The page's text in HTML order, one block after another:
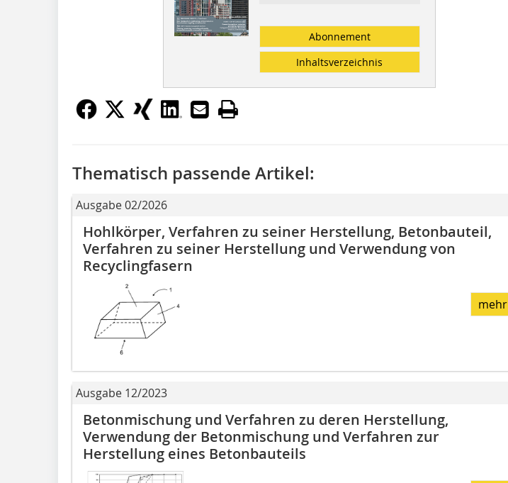
Abonnement
Inhaltsverzeichnis
Thematisch passende Artikel:
Ausgabe 02/2026
Hohlkörper, Verfahren zu seiner Herstellung, Betonbauteil,
Verfahren zu seiner Herstellung und Verwendung von
Recyclingfasern
mehr
Ausgabe 12/2023
Betonmischung und Verfahren zu deren Herstellung,
Verwendung der Betonmischung und Verfahren zur
Herstellung eines Betonbauteils